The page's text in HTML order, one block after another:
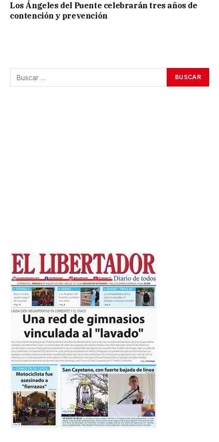
Los Ángeles del Puente celebrarán tres años de
contención y prevención